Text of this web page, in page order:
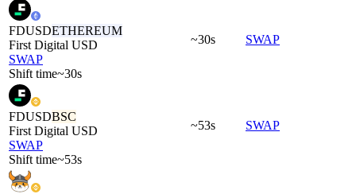
FDUSDETHEREUM
First Digital USD
SWAP
Shift time~30s
~30s SWAP
FDUSDBSC
First Digital USD
SWAP
Shift time~53s
~53s SWAP